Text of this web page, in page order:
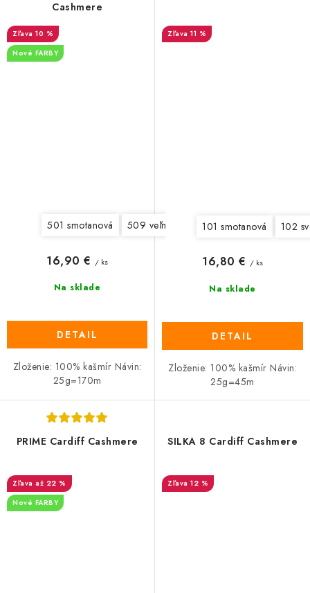
Cashmere
10 %
Nové FARBY
501 smotanová 509 veľmi svetlá béžová (nefarbená)
Na sklade
16,90 € / ks
DETAIL
Zloženie: 100% kašmír Návin:
25g=170m
11 %
101 smotanová 102
Na sklade
16,80 € / ks
DETAIL
Zloženie: 100% kašmír Návin:
25g=45m
PRIME Cardiff Cashmere
až 22 %
Nové FARBY
SILKA 8 Cardiff Cashmere
12 %